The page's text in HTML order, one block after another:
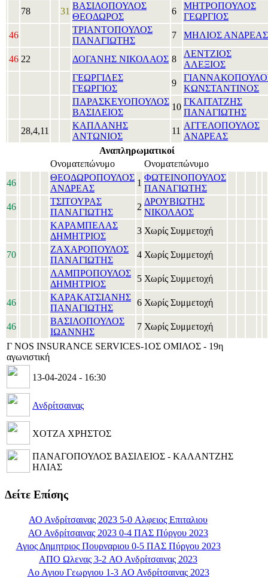
78
31
ΒΑΣΙΛΟΠΟΥΛΟΣ
ΘΕΟΔΩΡΟΣ
6
ΜΗΤΡΟΠΟΥΛΟΣ
ΓΕΩΡΓΙΟΣ
46
ΤΡΙΑΝΤΟΠΟΥΛΟΣ
ΠΑΝΑΓΙΩΤΗΣ
7 ΜΗΛΙΟΣ ΑΝΔΡΕΑΣ
46 22 ΔΟΓΑΝΗΣ ΝΙΚΟΛΑΟΣ 8
ΛΕΝΤΖΙΟΣ
ΑΛΕΞΙΟΣ
ΓΕΩΡΓΙΛΕΣ
ΓΕΩΡΓΙΟΣ
9
ΚΩΝΣΤΑΝΤΙΝΟΣ
ΠΑΡΑΣΚΕΥΟΠΟΥΛΟΣ
ΒΑΣΙΛΕΙΟΣ
10
ΓΚΑΙΤΑΤΖΗΣ
ΠΑΝΑΓΙΩΤΗΣ
28,4,11
ΚΑΠΛΑΝΗΣ
ΑΝΤΩΝΙΟΣ
11
ΑΓΓΕΛΟΠΟΥΛΟΣ
ΑΝΔΡΕΑΣ
Αναπληρωματικοί
Ονοματεπώνυμο
Ονοματεπώνυμο
46
ΘΕΟΔΩΡΟΠΟΥΛΟΣ
ΑΝΔΡΕΑΣ
1
ΦΩΤΕΙΝΟΠΟΥΛΟΣ
ΠΑΝΑΓΙΩΤΗΣ
46
ΤΣΙΤΟΥΡΑΣ
ΠΑΝΑΓΙΩΤΗΣ
2
ΔΡΟΥΒΙΩΤΗΣ
ΝΙΚΟΛΑΟΣ
ΚΑΡΑΜΠΕΛΑΣ
ΔΗΜΗΤΡΙΟΣ
3 Χωρίς Συμμετοχή
70
ΖΑΧΑΡΟΠΟΥΛΟΣ
ΠΑΝΑΓΙΩΤΗΣ
4 Χωρίς Συμμετοχή
ΛΑΜΠΡΟΠΟΥΛΟΣ
ΔΗΜΗΤΡΙΟΣ
5 Χωρίς Συμμετοχή
46
ΚΑΡΑΚΑΤΣΙΑΝΗΣ
ΠΑΝΑΓΙΩΤΗΣ
6 Χωρίς Συμμετοχή
46
ΒΑΣΙΛΟΠΟΥΛΟΣ
ΙΩΑΝΝΗΣ
7 Χωρίς Συμμετοχή
Γ NOS INSURANCE SERVICES-1ΟΣ ΟΜΙΛΟΣ - 19η
αγωνιστική
13-04-2024 - 16:30
Ανδρίτσαινας
ΧΟΤΖΑ ΧΡΗΣΤΟΣ
ΠΑΝΑΓΟΠΟΥΛΟΣ ΒΑΣΙΛΕΙΟΣ - ΚΑΛΑΝΤΖΗΣ
ΗΛΙΑΣ
Δείτε Επίσης
ΑΟ Ανδρίτσαινας 2023 5-0 Αλφειος Επιταλιου
ΑΟ Ανδρίτσαινας 2023 0-4 ΠΑΣ Πύργου 2023
Αγιος Δημητριος Πουρναριου 0-5 ΠΑΣ Πύργου 2023
ΑΠΟ Ωλενας 3-2 ΑΟ Ανδρίτσαινας 2023
Αο Αγιου Γεωργιου 1-3 ΑΟ Ανδρίτσαινας 2023